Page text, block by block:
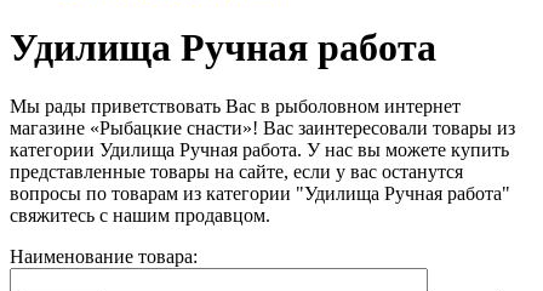
Удилища Ручная работа
Мы рады приветствовать Вас в рыболовном интернет
магазине «Рыбацкие снасти»! Вас заинтересовали товары из
категории Удилища Ручная работа. У нас вы можете купить
представленные товары на сайте, если у вас останутся
вопросы по товарам из категории "Удилища Ручная работа"
свяжитесь с нашим продавцом.
Наименование товара: